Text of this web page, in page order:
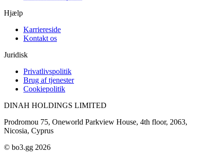
Hjælp
Karriereside
Kontakt os
Juridisk
Privatlivspolitik
Brug af tjenester
Cookiepolitik
DINAH HOLDINGS LIMITED
Prodromou 75, Oneworld Parkview House, 4th floor, 2063,
Nicosia, Cyprus
© bo3.gg 2026